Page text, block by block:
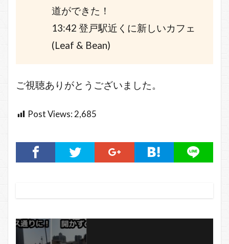
道ができた！
13:42 登戸駅近くに新しいカフェ
(Leaf & Bean)
ご視聴ありがとうございました。
Post Views: 2,685